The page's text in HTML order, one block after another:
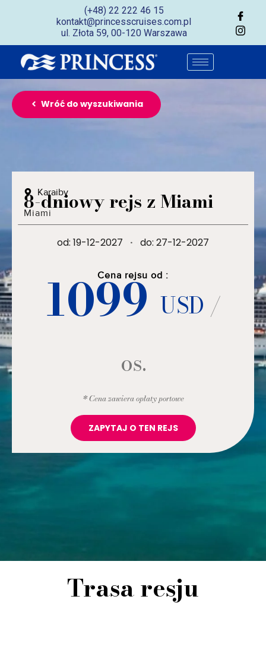
(+48) 22 222 46 15
kontakt@princesscruises.com.pl
ul. Złota 59, 00-120 Warszawa
Wróć do wyszukiwania
Karaiby
8-dniowy rejs z Miami
Miami
od: 19-12-2027 · do: 27-12-2027
Cena rejsu od :
1099USD /
os.
* Cena zawiera opłaty portowe
ZAPYTAJ O TEN REJS
Trasa resju